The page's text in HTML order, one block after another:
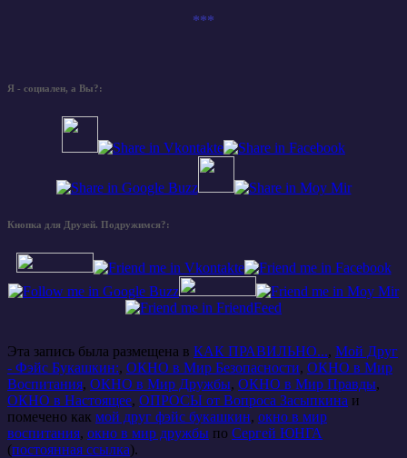
***
Я - социален, а Вы?:
Кнопка для Друзей. Подружимся?:
Эта запись была размещена в КАК ПРАВИЛЬНО..., Мой Друг
- Фэйс Букашкин:, ОКНО в Мир Безопасности, ОКНО в Мир
Воспитания, ОКНО в Мир Дружбы, ОКНО в Мир Правды,
ОКНО в Настоящее, ОПРОСЫ от Вопроса Засыпкина и
помечено как мой друг фэйс букашкин, окно в мир
воспитания, окно в мир дружбы по Сергей ЮНГА
(постоянная ссылка).